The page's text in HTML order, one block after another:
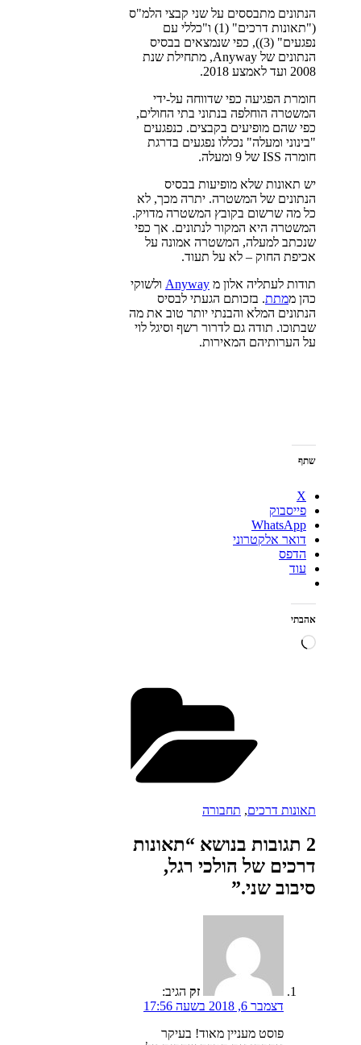
הנתונים מתבססים על שני קבצי הלמ"ס
("תאונות דרכים" (1) ו"כללי עם
נפגעים" (3)), כפי שנמצאים בבסיס
הנתונים של Anyway, מתחילת שנת
2008 ועד לאמצע 2018.
חומרת הפגיעה כפי שדווחה על-ידי
המשטרה הוחלפה בנתוני בתי החולים,
כפי שהם מופיעים בקבצים. כנפגעים
"בינוני ומעלה" נכללו נפגעים בדרגת
חומרה ISS של 9 ומעלה.
יש תאונות שלא מופיעות בבסיס
הנתונים של המשטרה. יתרה מכך, לא
כל מה שרשום בקובץ המשטרה מדויק.
המשטרה היא המקור לנתונים. אך כפי
שנכתב למעלה, המשטרה אמונה על
אכיפת החוק – לא על תעוד.
תודות לעתליה אלון מ Anyway ולשוקי
כהן ממתת. בזכותם הגעתי לבסיס
הנתונים המלא והבנתי יותר טוב את מה
שבתוכו. תודה גם לדרור רשף וסיגל לוי
על הערותיהם המאירות.
שתף
X
פייסבוק
WhatsApp
דואר אלקטרוני
הדפס
עוד
אהבתי
טוען...
קטגוריות
תאונות דרכים, תחבורה
2 תגובות בנושא “תאונות
דרכים של הולכי רגל,
סיבוב שני.”
זק הגיב:
דצמבר 6, 2018 בשעה 17:56
פוסט מעניין מאוד! בעיקר